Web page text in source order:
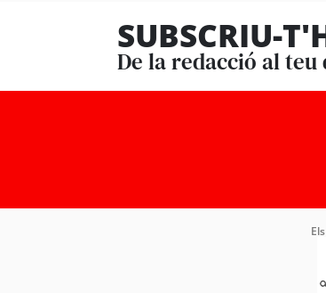
SUBSCRIU-
De la redacció al